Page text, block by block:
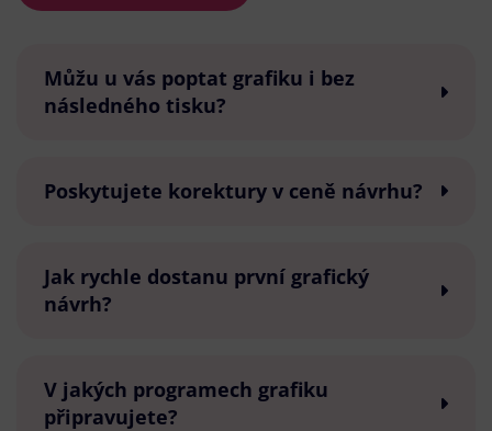
Můžu u vás poptat grafiku i bez
následného tisku?
Poskytujete korektury v ceně návrhu?
Jak rychle dostanu první grafický
návrh?
V jakých programech grafiku
připravujete?